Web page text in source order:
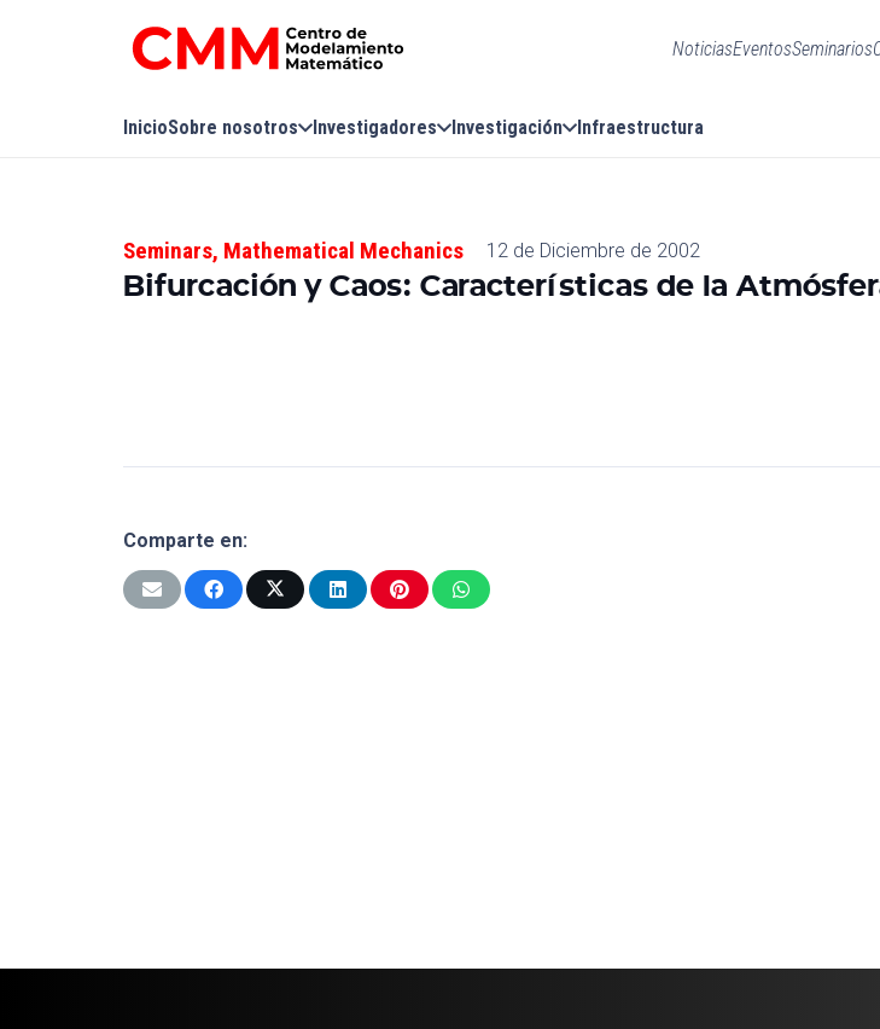
NoticiasEventosSeminarios
InicioSobre nosotros Investigadores Investigación Infraestructura
Seminars, Mathematical Mechanics 12 de Diciembre de 2002
Bifurcación y Caos: Características de la
Comparte en: